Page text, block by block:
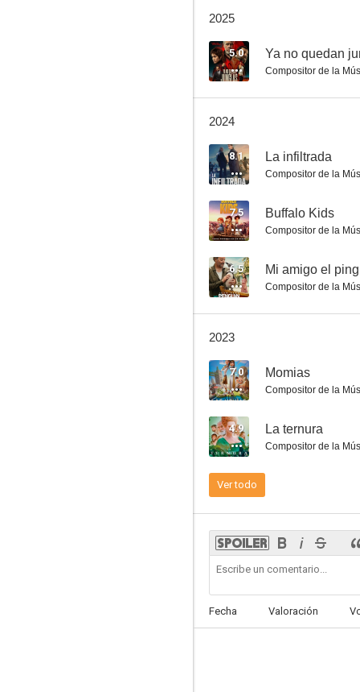
Los ojos de Julia
El guardián invisible
6.9
2025
5.0 Ya no quedan
Compositor de la
2024
8.1 La infiltrada
Compositor de la
7.5 Buffalo Kids
Compositor de la
6.5 Mi amigo el
Compositor de la
2023
7.0 Momias
Compositor de la
4.9 La ternura
Compositor de la
Ver todo
Fecha Valoración